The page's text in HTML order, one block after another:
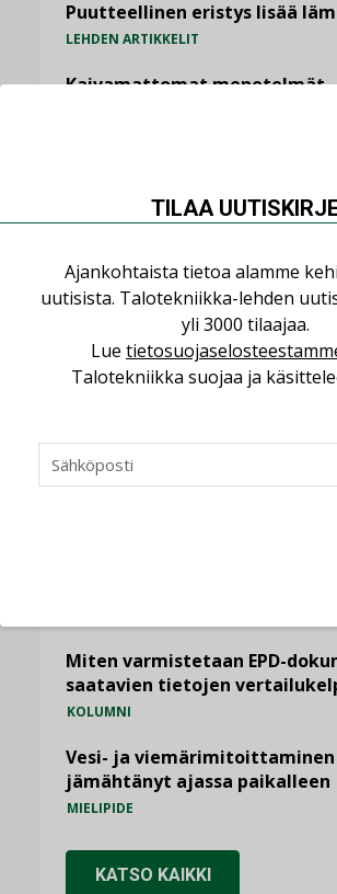
Puutteellinen eristys lisää
LEHDEN ARTIKKELIT
Kaivamattomat menetelmät
KATSO KAIKKI
NÄKÖKULMIA
Puheista tekoihin – uusin
KOLUMNI
Sähköistäminen säästää
Miten varmistetaan EPD-
saatavien tietojen
KOLUMNI
Vesi- ja viemärimitoittaminen
jämähtänyt ajassa paikalleen
MIELIPIDE
KATSO KAIKKI
TILAA
Ajankohtaista tietoa alamme
uutisista. Talotekniikka-lehden
yli 3000 tilaajaa.
Lue
Talotekniikka suojaa ja